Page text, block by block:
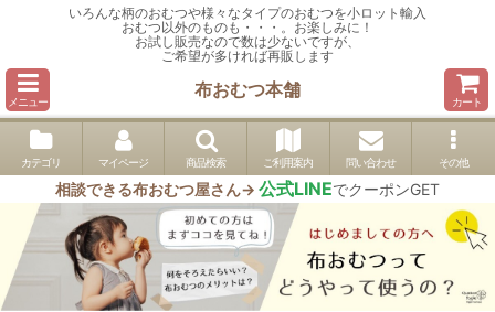
いろんな柄のおむつや様々なタイプのおむつを小ロット輸入
おむつ以外のものも・・・。お楽しみに！
お試し販売なので数は少ないですが、
ご希望が多ければ再販します
メニュー
布おむつ本舗
カート
カテゴリ マイページ 商品検索 ご利用案内 問い合わせ その他
相談できる布おむつ屋さん→ 公式LINEでクーポンGET